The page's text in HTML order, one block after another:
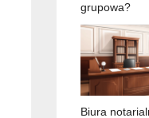
grupowa?
Biura